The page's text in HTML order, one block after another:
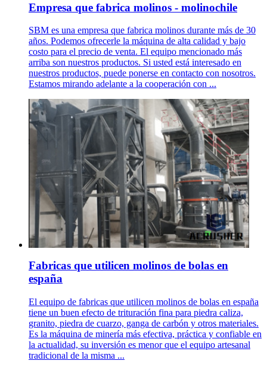
Empresa que fabrica molinos - molinochile
SBM es una empresa que fabrica molinos durante más de 30
años. Podemos ofrecerle la máquina de alta calidad y bajo
costo para el precio de venta. El equipo mencionado más
arriba son nuestros productos. Si usted está interesado en
nuestros productos, puede ponerse en contacto con nosotros.
Estamos mirando adelante a la cooperación con ...
Fabricas que utilicen molinos de bolas en
españa
El equipo de fabricas que utilicen molinos de bolas en españa
tiene un buen efecto de trituración fina para piedra caliza,
granito, piedra de cuarzo, ganga de carbón y otros materiales.
Es la máquina de minería más efectiva, práctica y confiable en
la actualidad, su inversión es menor que el equipo artesanal
tradicional de la misma ...